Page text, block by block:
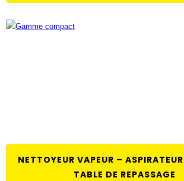
NETTOYEUR VAPEUR –
TABLE DE REPASSAGE